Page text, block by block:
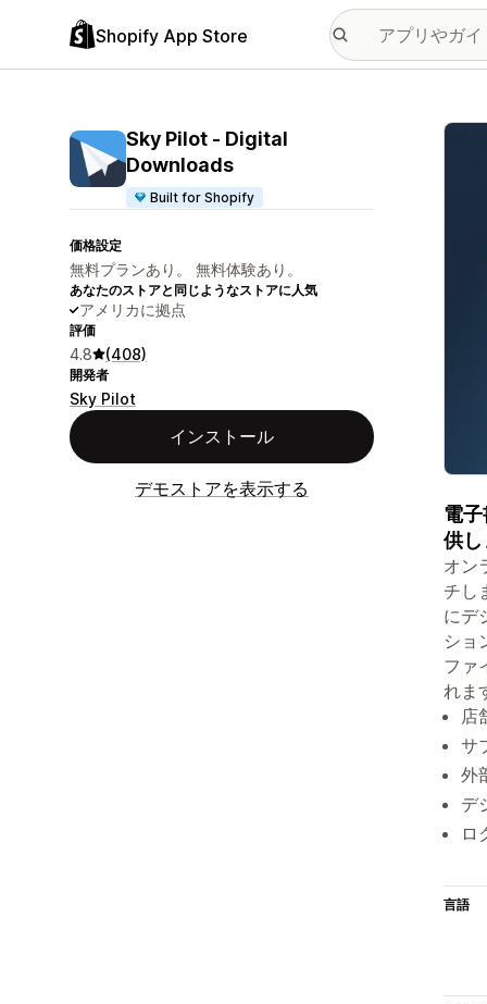
Shopify App Store
Sky Pilot ‑ Digital
Downloads
Built for Shopify
価格設定
無料プランあり。 無料体験あり。
あなたのストアと同じようなストアに人気
アメリカに拠点
評価
4.8 (408)
開発者
Sky Pilot
インストール
デモストアを表示する
特集
電
供し
オン
チし
にデ
ショ
ファ
れま
店
サ
外
デ
ロ
言語